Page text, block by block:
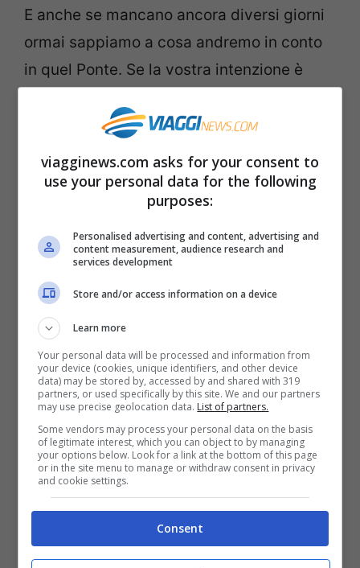
E anche se mancano ancora diversi giorni
ormai sappiamo a cosa andremo in conto
in quel Ponte. Se la vostra intenzione è
macchina e puntate verso Sud. Se invece
dovete restare in città e abitate al Nord
non soffrirete il solleone.
Già perché a quanto pare le
ultime
previsioni meteoper il primo weekend
lungo di giugno indicano un’Italia divisa in
provenienti dal Nord Atlantico; al Sud
invece l’Anticiclone Africano che si
rafforzerà ulteriormente.
Lo scenario del ponte del 2 giugno alNord
sarà conprecipitazionianche intense,
addirittura nubifragi e grandinate. Un
maltempo che farà capolino già sul finire
viagginews.com asks for your consent to
use your personal data for the following
purposes:
Personalised advertising and content, advertising and
content measurement, audience research and
services development
Store and/or access information on a device
Learn more
Your personal data will be processed and information from
your device (cookies, unique identifiers, and other device
data) may be stored by, accessed by and shared with 319
partners, or used specifically by this site. We and our partners
may use precise geolocation data. List of partners.
Some vendors may process your personal data on the basis
of legitimate interest, which you can object to by managing
your options below. Look for a link at the bottom of this page
or in the site menu to manage or withdraw consent in privacy
and cookie settings.
Consent